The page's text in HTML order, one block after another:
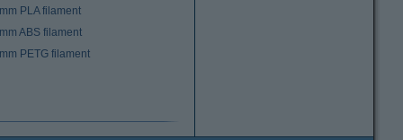
PLA filament
ABS filament
PETG filament